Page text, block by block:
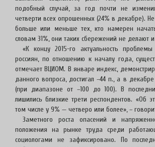
подобный случай, за год почти не
четверти всех опрошенных (24% в декабре). Не
больше или меньше тех, кто намерен
словам 31%, они таких сбережений не делают
«К концу 2015-го актуальность
россиян, по отношению к началу года,
отмечает ВЦИОМ. В январе индекс,
данного вопроса, достигал –44 п., а в
(при диапазоне от –100 до 100). В
лишились близкие трети респондентов. «Об
том числе у 9% — четверо или более», –
Заметного роста опасений и
положения на рынке труда среди
социологами не зафиксировано. По